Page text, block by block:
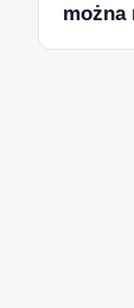
można